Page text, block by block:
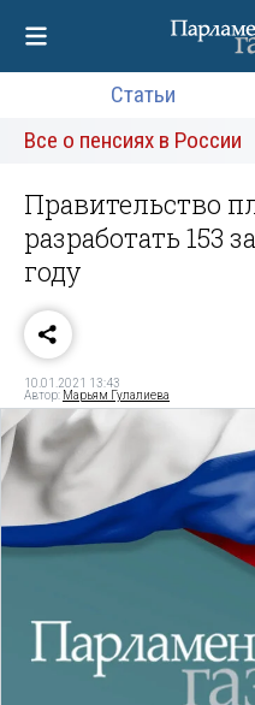
Статьи
Все о пенсиях в России
Правительство
разработать 153
году
10.01.2021 13:43
Автор: Марьям Гулалиева